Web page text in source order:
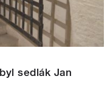
sedlák Jan